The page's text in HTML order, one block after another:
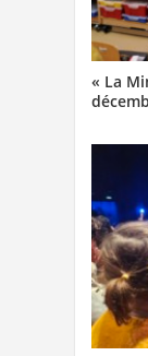
« La